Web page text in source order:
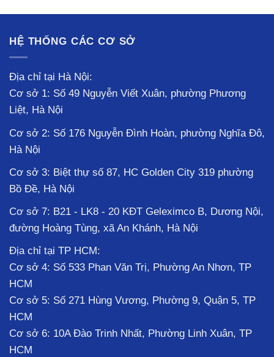
HỆ THỐNG CÁC CƠ SỞ
Địa chỉ tại Hà Nội:
Cơ sở 1: Số 49 Nguyễn Viết Xuân, phường Phương
Liệt, Hà Nội
Cơ sở 2: Số 176 Nguyễn Đình Hoàn, phường Nghĩa Đô,
Hà Nội
Cơ sở 3: Biệt thự số 87, HC Golden City 319 phường
Bồ Đề, Hà Nội
Cơ sở 7: B21 - LK8 - 20 KĐT Geleximco B, Dương Nội,
đường Hoàng Tùng, xã An Khánh, Hà Nội
Địa chỉ tại TP HCM:
Cơ sở 4: Số 533 Phan Văn Trị, Phường An Nhơn, TP
HCM
Cơ sở 5: Số 271 Hùng Vương, Phường 9, Quận 5, TP
HCM
Cơ sở 6: 10A Đào Trinh Nhất, Phường Linh Xuân, TP
HCM